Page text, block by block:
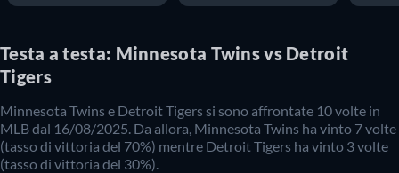
Testa a testa: Minnesota Twins vs Detroit
Tigers
Minnesota Twins e Detroit Tigers si sono affrontate 10volte in
MLBdal 16/08/2025 . Da allora, Minnesota Twins ha vinto 7volte
(tasso di vittoria del 70%) mentre Detroit Tigers ha vinto 3volte
(tasso di vittoria del 30%).